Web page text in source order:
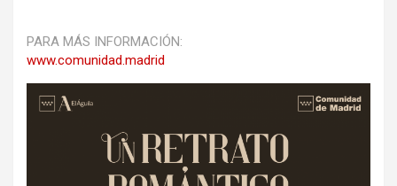
PARA MÁS INFORMACIÓN:
www.comunidad.madrid